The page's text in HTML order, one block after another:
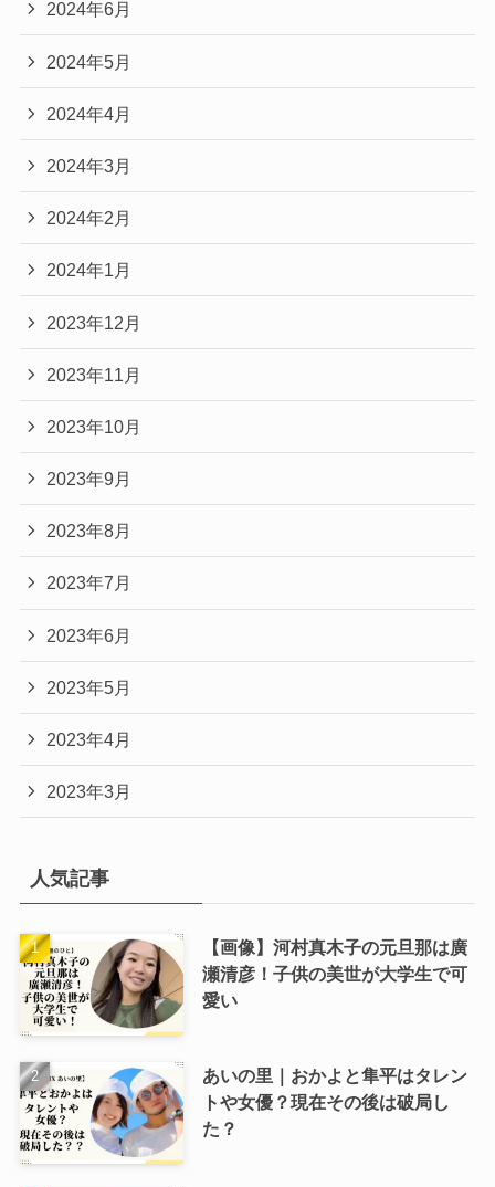
2024年6月
2024年5月
2024年4月
2024年3月
2024年2月
2024年1月
2023年12月
2023年11月
2023年10月
2023年9月
2023年8月
2023年7月
2023年6月
2023年5月
2023年4月
2023年3月
人気記事
【画像】河村真木子の元旦那は廣
瀬清彦！子供の美世が大学生で可
愛い
あいの里｜おかよと隼平はタレン
トや女優？現在その後は破局し
た？